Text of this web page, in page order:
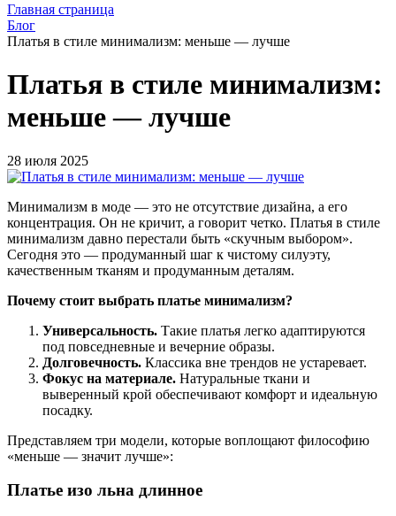
Главная страница
Блог
Платья в стиле минимализм: меньше — лучше
Платья в стиле минимализм:
меньше — лучше
28 июля 2025
Минимализм в моде — это не отсутствие дизайна, а его
концентрация. Он не кричит, а говорит четко. Платья в стиле
минимализм давно перестали быть «скучным выбором».
Сегодня это — продуманный шаг к чистому силуэту,
качественным тканям и продуманным деталям.
Почему стоит выбрать платье минимализм?
Универсальность. Такие платья легко адаптируются
под повседневные и вечерние образы.
Долговечность. Классика вне трендов не устаревает.
Фокус на материале. Натуральные ткани и
выверенный крой обеспечивают комфорт и идеальную
посадку.
Представляем три модели, которые воплощают философию
«меньше — значит лучше»:
Платье изо льна длинное